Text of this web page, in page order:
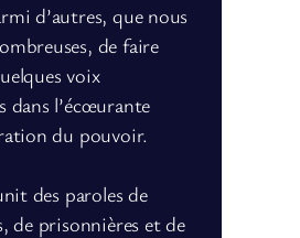
d’autres, que nous
de faire
voix
dans l’écœurante
du pouvoir.
des paroles de
de prisonnières et de